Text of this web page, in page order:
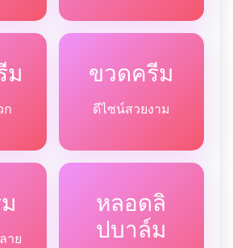
ม
ก
ขวดครีม
ดีไซน์สวยงาม
าย
หลอดลิ
ปบาล์ม